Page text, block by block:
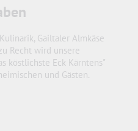
Gailtaler Almkäse
Recht wird unsere
köstlichste Eck Kärntens"
und Gästen.